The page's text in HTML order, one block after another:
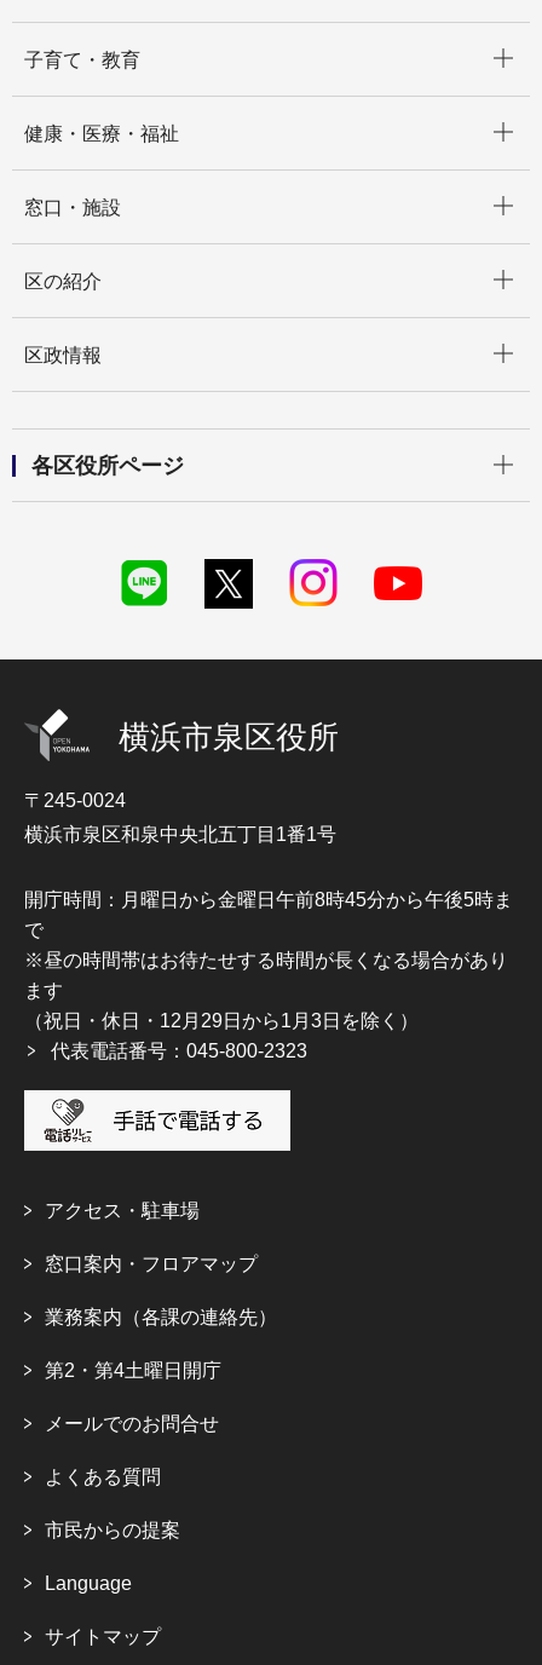
子育て・教育
健康・医療・福祉
窓口・施設
区の紹介
区政情報
各区役所ページ
横浜市泉区役所
〒245-0024
横浜市泉区和泉中央北五丁目1番1号
開庁時間：月曜日から金曜日午前8時45分から午後5時ま
で
※昼の時間帯はお待たせする時間が長くなる場合があり
ます
（祝日・休日・12月29日から1月3日を除く）
代表電話番号：045-800-2323
アクセス・駐車場
窓口案内・フロアマップ
業務案内（各課の連絡先）
第2・第4土曜日開庁
メールでのお問合せ
よくある質問
市民からの提案
Language
サイトマップ